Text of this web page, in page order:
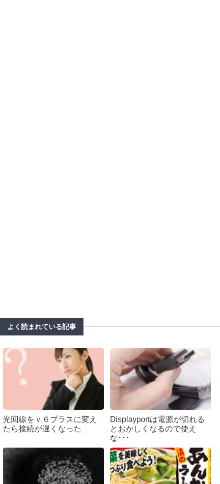
よく読まれている記事
光回線をｖ６プラスに変え
たら接続が遅くなった
Displayportは電源が切れる
とおかしくなるので使え
な･･･